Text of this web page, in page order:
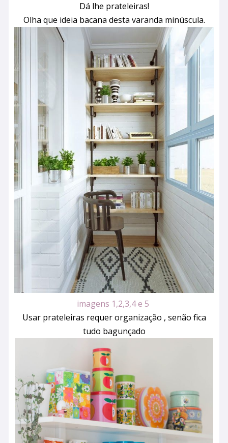
Dá lhe prateleiras!
Olha que ideia bacana desta varanda minúscula.
imagens 1,2,3,4 e 5
Usar prateleiras requer organização , senão fica
tudo bagunçado